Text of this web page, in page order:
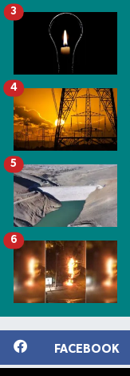
3
4
5
6
FACEBOOK